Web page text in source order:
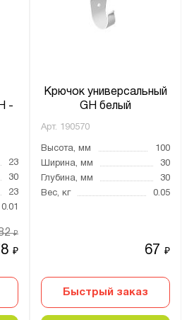
-
23
30
23
0.01
₽
₽
Крючок универсальный
GH белый
Арт. 190570
Высота, мм
100
Ширина, мм
30
Глубина, мм
30
Вес, кг
0.05
67₽
Быстрый заказ